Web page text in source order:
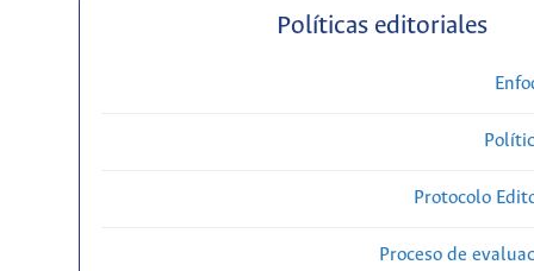
Políticas editoriales
Protocolo
Proceso de